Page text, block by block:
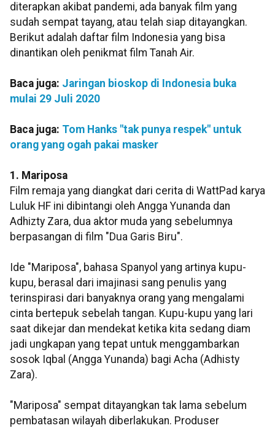
diterapkan akibat pandemi, ada banyak film yang
sudah sempat tayang, atau telah siap ditayangkan.
Berikut adalah daftar film Indonesia yang bisa
dinantikan oleh penikmat film Tanah Air.
Baca juga: Jaringan bioskop di Indonesia buka
mulai 29 Juli 2020
Baca juga: Tom Hanks "tak punya respek" untuk
orang yang ogah pakai masker
1. Mariposa
Film remaja yang diangkat dari cerita di WattPad karya
Luluk HF ini dibintangi oleh Angga Yunanda dan
Adhizty Zara, dua aktor muda yang sebelumnya
berpasangan di film "Dua Garis Biru".
Ide "Mariposa", bahasa Spanyol yang artinya kupu-
kupu, berasal dari imajinasi sang penulis yang
terinspirasi dari banyaknya orang yang mengalami
cinta bertepuk sebelah tangan. Kupu-kupu yang lari
saat dikejar dan mendekat ketika kita sedang diam
jadi ungkapan yang tepat untuk menggambarkan
sosok Iqbal (Angga Yunanda) bagi Acha (Adhisty
Zara).
"Mariposa" sempat ditayangkan tak lama sebelum
pembatasan wilayah diberlakukan. Produser